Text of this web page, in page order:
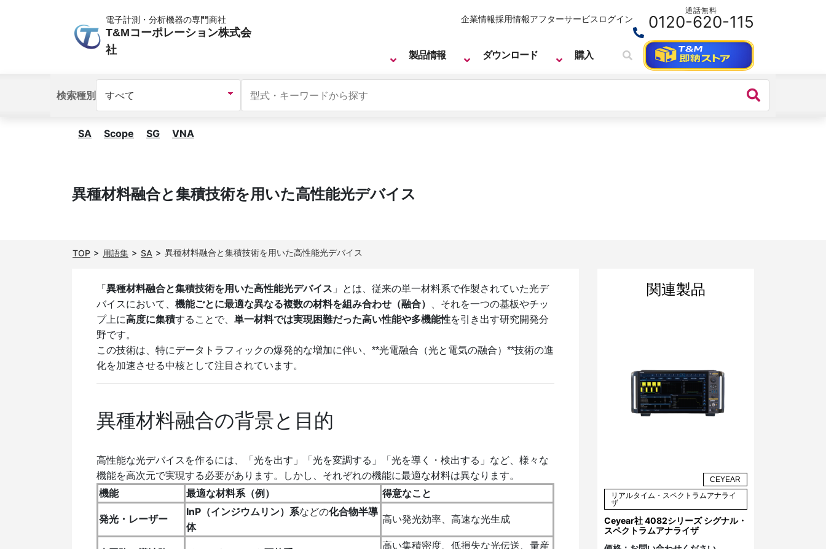
電子計測・分析機器の専門商社
T&Mコーポレーション株式会
社
製品情報 ダウンロード 購入
検索種別
企業情報採用情報アフターサービス ログイン
通話無料
0120-620-115
SA Scope SG VNA
異種材料融合と集積技術を用いた高性能光デバイス
TOP 用語集 SA 異種材料融合と集積技術を用いた高性能光デバイス
「 異種材料融合と集積技術を用いた高性能光デバイス 」とは、従来の単一材料系で作製されていた光デ
バイスにおいて、 機能ごとに最適な異なる複数の材料を組み合わせ（融合）
、それを一つの基板やチッ
プ上に高度に集積することで、 単一材料では実現困難だった高い性能や多機能性を引き出す研究開発分
野です。
この技術は、特にデータトラフィックの爆発的な増加に伴い、**光電融合（光と電気の融合）**技術の進
化を加速させる中核として注目されています。
異種材料融合の背景と目的
高性能な光デバイスを作るには、「光を出す」「光を変調する」「光を導く・検出する」など、様々な
機能を高次元で実現する必要があります。しかし、それぞれの機能に最適な材料は異なります。
機能 最適な材料系（例） 得意なこと
発光・レーザー
InP（インジウムリン）系などの化合物半導
体
高い発光効率、高速な光生成
高い集積密度、低損失な光伝送、量産
関連製品
CEYEAR
リアルタイム・スペクトラムアナライ
ザ
Ceyear社 4082シリーズ シグナル・
スペクトラムアナライザ